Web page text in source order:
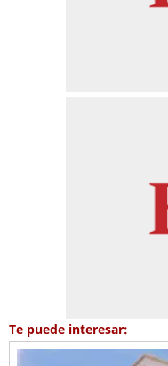
Te puede interesar: